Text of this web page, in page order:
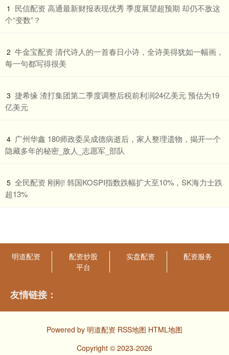
1 ​民信配资 高通最新财报表现优秀 季度展望超预期 却仍不敌这
个“变数”？
2 ​牛金宝配资 清代诗人的一首春日小诗，全诗美得犹如一幅画，
每一句都写得很美
3 ​捷希缘 渣打集团第二季度调整后税前利润24亿美元 预估为19
亿美元
4 ​广州华鑫 180师政委吴成德病逝后，家人整理遗物，揭开一个
隐藏多年的秘密_敌人_志愿军_部队
5 ​全民配资 刚刚! 韩国KOSPI指数跌幅扩大至10%，SK海力士跌
超13%
明道配资
配资炒股
平台
实盘配资 配资服务
友情链接：
Powered by 明道配资 RSS地图 HTML地图
Copyright © 2023-2026